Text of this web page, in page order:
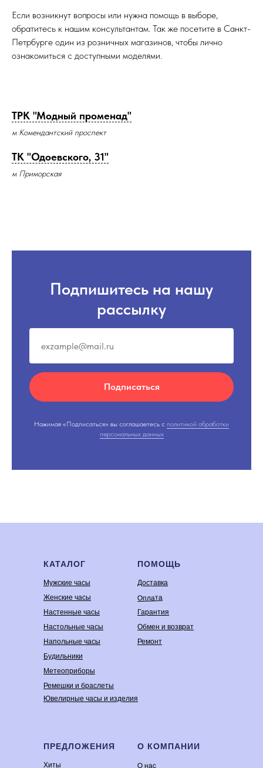
Если возникнут вопросы или нужна помощь в выборе,
обратитесь к нашим консультантам. Так же посетите в Санкт-
Петрбурге один из розничных магазинов, чтобы лично
ознакомиться с доступными моделями.
ТРК "Модный променад"
м Комендантский проспект
ТК "Одоевского, 31"
м Приморская
Подпишитесь на нашу
рассылку
Подписаться
Нажимая «Подписаться» вы соглашаетесь с политикой обработки
персональных данных
КАТАЛОГ
Мужские часы
Женские часы
Настенные часы
Настольные часы
Напольные часы
Будильники
Метеоприборы
Ремешки и браслеты
Ювелирные часы и изделия
ПРЕДЛОЖЕНИЯ
Хиты
ПОМОЩЬ
Доставка
Оплата
Гарантия
Обмен и возврат
Ремонт
О КОМПАНИИ
О нас